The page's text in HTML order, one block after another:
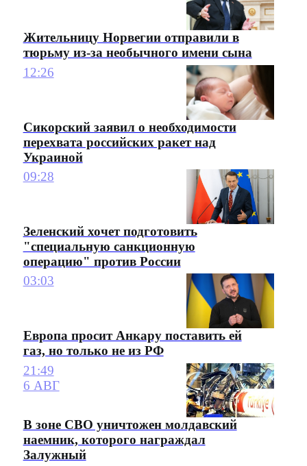
Жительницу Норвегии отправили в
тюрьму из-за необычного имени сына
12:26
Сикорский заявил о необходимости
перехвата российских ракет над
Украиной
09:28
Зеленский хочет подготовить
"специальную санкционную
операцию" против России
03:03
Европа просит Анкару поставить ей
газ, но только не из РФ
21:49
6 АВГ
В зоне СВО уничтожен молдавский
наемник, которого награждал
Залужный